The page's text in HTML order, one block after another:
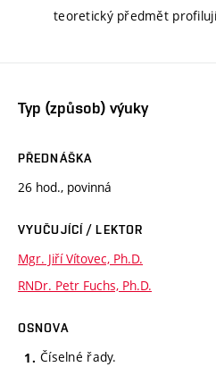
teoretický předmět
Typ (způsob) výuky
PŘEDNÁŠKA
26 hod., povinná
VYUČUJÍCÍ / LEKTOR
Mgr. Jiří Vítovec, Ph.D.
RNDr. Petr Fuchs, Ph.D.
OSNOVA
Číselné řady.